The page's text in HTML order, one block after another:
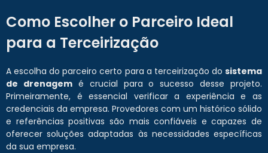
Como Escolher o Parceiro Ideal
para a Terceirização
A escolha do parceiro certo para a terceirização do sistema
de drenagemé crucial para o sucesso desse projeto.
Primeiramente, é essencial verificar a experiência e as
credenciais da empresa. Provedores com um histórico sólido
e referências positivas são mais confiáveis e capazes de
oferecer soluções adaptadas às necessidades específicas
da sua empresa.